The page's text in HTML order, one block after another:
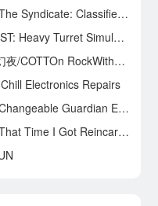
辛迪加：机密行动/The Syndicate: Classified Operations
铁巢重炮/IRON NEST: Heavy Turret Simulator
棉花小魔女：东方幻夜/COTTOn RockWithYou -ORIENTAL NIGHT DREAMS-
Electronics Repairs
超翼战骑艾斯提克/Changeable Guardian ESTIQUE
转生成为暴君之神/That Time I Got Reincarnated as a Tyrant God